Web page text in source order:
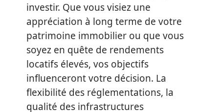
investir. Que vous visiez une
appréciation à long terme de votre
patrimoine immobilier ou que vous
soyez en quête de rendements
locatifs élevés, vos objectifs
influenceront votre décision. La
flexibilité des réglementations, la
qualité des infrastructures